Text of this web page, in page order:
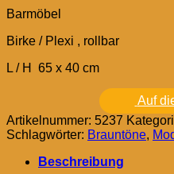
Barmöbel
Birke / Plexi , rollbar
L / H 65 x 40 cm
Auf
Artikelnummer: 5237
Schlagwörter: Brauntöne,
Beschreibung